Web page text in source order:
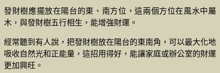
發財樹應擺放在陽台的東、南方位，這兩個方位在風水中屬
木，與發財樹五行相生，能增強財運。
經常聽到有人說，把發財樹放在陽台的東南角，可以最大化地
吸收自然光和正能量，這招用得好，能讓家庭或辦公室的財運
更加興旺。